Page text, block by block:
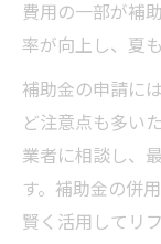
費用の一部が補
率が向上し、夏
補助金の申請に
ど注意点も多い
業者に相談し、
す。補助金の併
賢く活用してリ